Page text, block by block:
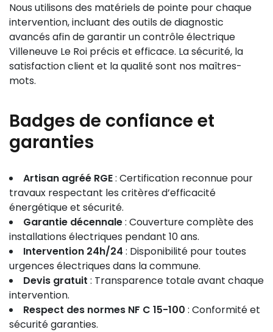
Nous utilisons des matériels de pointe pour chaque
intervention, incluant des outils de diagnostic
avancés afin de garantir un contrôle électrique
Villeneuve Le Roi précis et efficace. La sécurité, la
satisfaction client et la qualité sont nos maîtres-
mots.
Badges de confiance et
garanties
Artisan agréé RGE: Certification reconnue pour
travaux respectant les critères d’efficacité
énergétique et sécurité.
Garantie décennale: Couverture complète des
installations électriques pendant 10 ans.
Intervention 24h/24 : Disponibilité pour toutes
urgences électriques dans la commune.
Devis gratuit : Transparence totale avant chaque
intervention.
Respect des normes NF C 15-100 : Conformité et
sécurité garanties.